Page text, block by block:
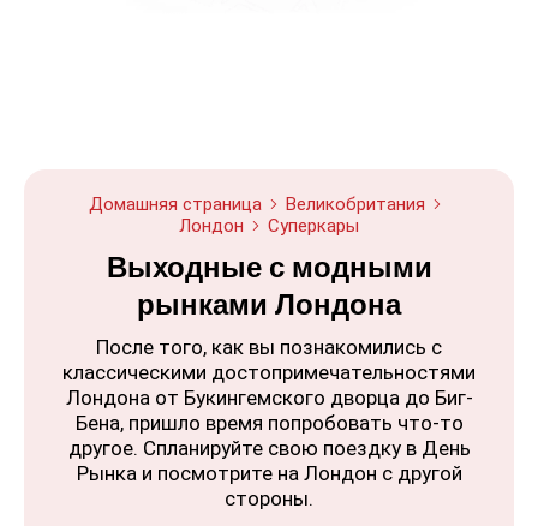
Домашняя страница
Великобритания
Лондон
Суперкары
Выходные с модными
рынками Лондона
После того, как вы познакомились с
классическими достопримечательностями
Лондона от Букингемского дворца до Биг-
Бена, пришло время попробовать что-то
другое. Спланируйте свою поездку в День
Рынка и посмотрите на Лондон с другой
стороны.